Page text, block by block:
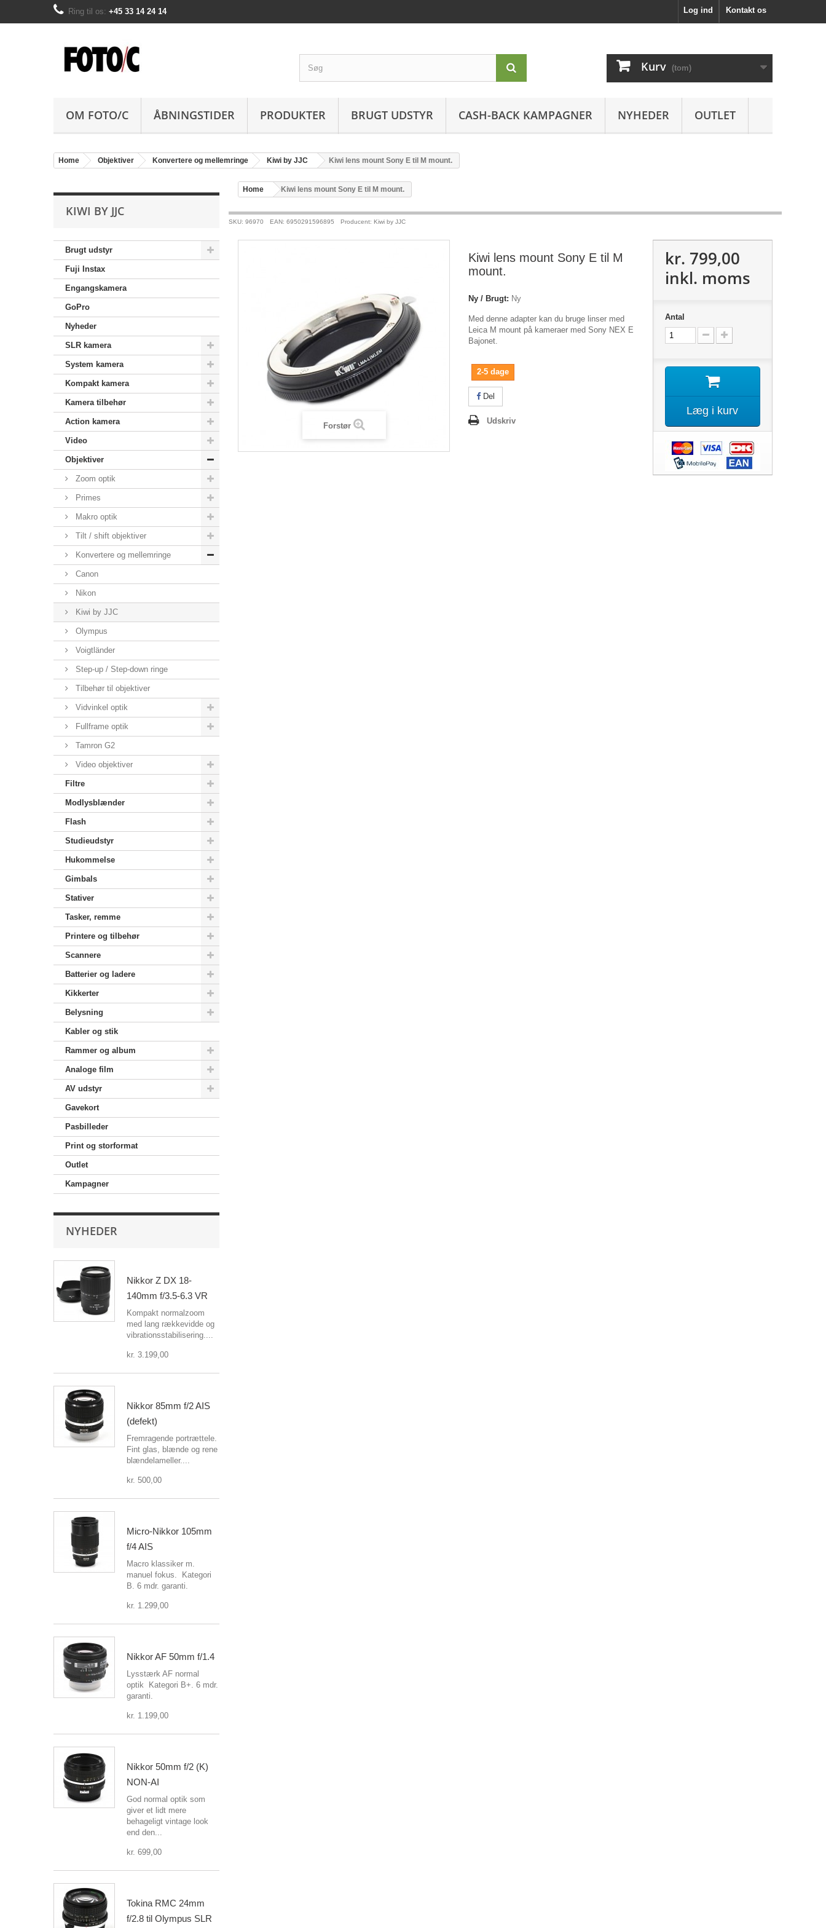
Kontakt os
Ring til os: +45 33 14 24 14 Log ind
Kurv (tom)
OM FOTO/C ÅBNINGSTIDER PRODUKTER BRUGT UDSTYR CASH-BACK KAMPAGNER NYHEDER OUTLET
Home Objektiver Konvertere og mellemringe Kiwi by JJC Kiwi lens mount Sony E til M mount.
KIWI BY JJC
Brugt udstyr
Fuji Instax
Engangskamera
GoPro
Nyheder
SLR kamera
System kamera
Kompakt kamera
Kamera tilbehør
Action kamera
Video
Objektiver
Zoom optik
Primes
Makro optik
Tilt / shift objektiver
Konvertere og mellemringe
Canon
Nikon
Kiwi by JJC
Olympus
Voigtländer
Step-up / Step-down ringe
Tilbehør til objektiver
Vidvinkel optik
Fullframe optik
Tamron G2
Video objektiver
Filtre
Modlysblænder
Flash
Studieudstyr
Hukommelse
Gimbals
Stativer
Tasker, remme
Printere og tilbehør
Scannere
Batterier og ladere
Kikkerter
Belysning
Kabler og stik
Rammer og album
Analoge film
AV udstyr
Gavekort
Pasbilleder
Print og storformat
Outlet
Kampagner
NYHEDER
Nikkor Z DX 18-
140mm f/3.5-6.3 VR
Kompakt normalzoom
med lang rækkevidde og
vibrationsstabilisering....
kr. 3.199,00
Nikkor 85mm f/2 AIS
(defekt)
Fremragende portrættele.
Fint glas, blænde og rene
blændelameller....
kr. 500,00
Micro-Nikkor 105mm
f/4 AIS
Macro klassiker m.
manuel fokus. Kategori
B. 6 mdr. garanti.
kr. 1.299,00
Nikkor AF 50mm f/1.4
Lysstærk AF normal
optik Kategori B+. 6 mdr.
garanti.
kr. 1.199,00
Nikkor 50mm f/2 (K)
NON-AI
God normal optik som
giver et lidt mere
behageligt vintage look
end den...
kr. 699,00
Tokina RMC 24mm
f/2.8 til Olympus SLR
Home >Kiwi lens mount Sony E til M mount.
SKU: 96970 EAN: 6950291596895 Producent: Kiwi by JJC
Forstør
Kiwi lens mount Sony E til M
mount.
Ny / Brugt: Ny
Med denne adapter kan du bruge linser med
Leica M mount på kameraer med Sony NEX E
Bajonet.
2-5 dage
Del
Udskriv
kr. 799,00
inkl. moms
Antal
Læg i kurv